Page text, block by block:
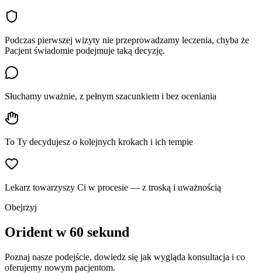
Podczas pierwszej wizyty nie przeprowadzamy leczenia, chyba że
Pacjent świadomie podejmuje taką decyzję.
Słuchamy uważnie, z pełnym szacunkiem i bez oceniania
To Ty decydujesz o kolejnych krokach i ich tempie
Lekarz towarzyszy Ci w procesie — z troską i uważnością
Obejrzyj
Orident w 60 sekund
Poznaj nasze podejście, dowiedz się jak wygląda konsultacja i co
oferujemy nowym pacjentom.